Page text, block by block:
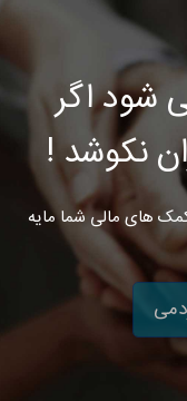
شود اگر
نکوشد !
های مالی شما مایه